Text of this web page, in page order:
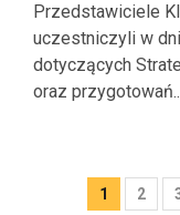
Przedstawiciele
uczestniczyli w
dotyczących
oraz
1 2